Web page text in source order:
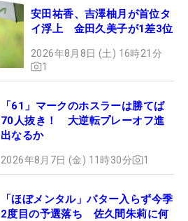
安田祐香、吉澤柚月が首位タ
イ浮上 金田久美子が1差3位
2026年8月8日 (土) 16時21分
1
「61」マークのホスラーは勝てば
70人抜き！ 大逆転プレーオフ進
出なるか
2026年8月7日 (金) 11時30分 1
「ほぼメンタル」パター入らず今季
2度目の予選落ち 佐久間朱莉に何